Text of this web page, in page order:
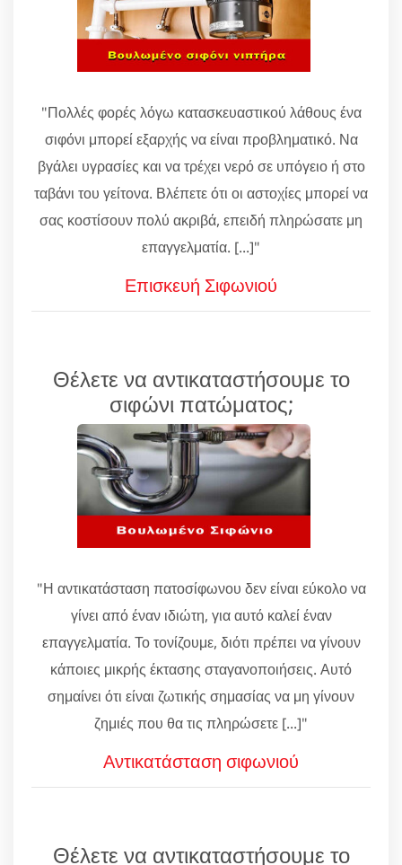
"Πολλές φορές λόγω κατασκευαστικού λάθους ένα
σιφόνι μπορεί εξαρχής να είναι προβληματικό. Να
βγάλει υγρασίες και να τρέχει νερό σε υπόγειο ή στο
ταβάνι του γείτονα. Βλέπετε ότι οι αστοχίες μπορεί να
σας κοστίσουν πολύ ακριβά, επειδή πληρώσατε μη
επαγγελματία. [...]"
Επισκευή Σιφωνιού
Θέλετε να αντικαταστήσουμε το
σιφώνι πατώματος;
"Η αντικατάσταση πατοσίφωνου δεν είναι εύκολο να
γίνει από έναν ιδιώτη, για αυτό καλεί έναν
επαγγελματία. Το τονίζουμε, διότι πρέπει να γίνουν
κάποιες μικρής έκτασης σταγανοποιήσεις. Αυτό
σημαίνει ότι είναι ζωτικής σημασίας να μη γίνουν
ζημιές που θα τις πληρώσετε [...]"
Αντικατάσταση σιφωνιού
Θέλετε να αντικαταστήσουμε το